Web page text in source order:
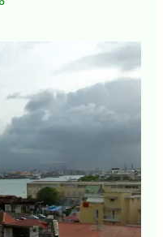
Culturelles
et